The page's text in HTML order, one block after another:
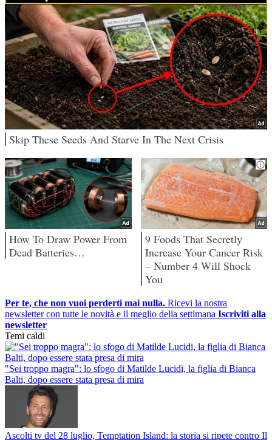
Per te, che non vuoi perderti mai nulla. Ricevi la nostra
newsletter con tutte le novità e il meglio della settimana Iscriviti alla
newsletter
Temi caldi
"Sei troppo magra": lo sfogo di Matilde Lucidi, la figlia di Bianca
Balti, dopo essere stata presa di mira
Ascolti tv del 28 luglio, Temptation Island: la storia si ripete contro Il